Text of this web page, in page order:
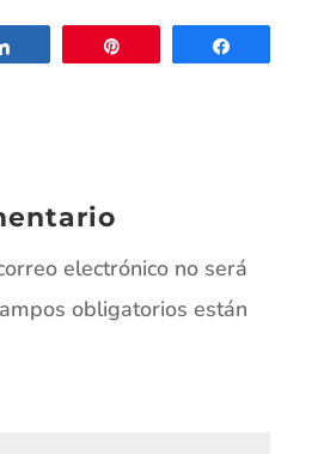
electrónico no será
obligatorios están